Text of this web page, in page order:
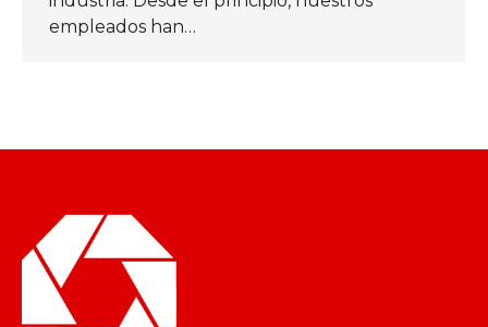
empleados han…